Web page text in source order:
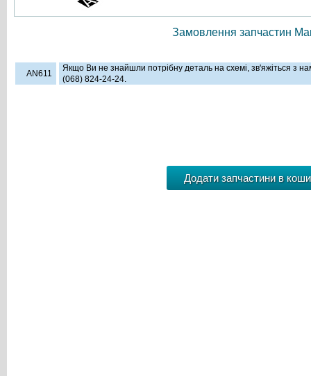
Замовлення запчастин
AN611
Якщо Ви не знайшли потрібну деталь на схемі, зв'яжіться з
(068) 824-24-24.